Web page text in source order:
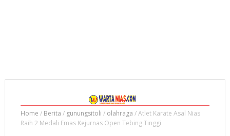
Home / Berita / gunungsitoli / olahraga /Atlet Karate Asal Nias
Raih 2 Medali Emas Kejurnas Open Tebing Tinggi